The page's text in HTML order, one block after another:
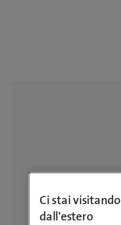
Ci stai visitando
dall'estero